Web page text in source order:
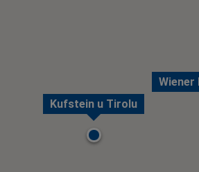
Wiener
Kufstein u Tirolu